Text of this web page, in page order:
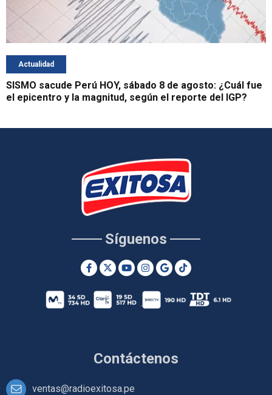
Actualidad
SISMO sacude Perú HOY, sábado 8 de agosto: ¿Cuál fue
el epicentro y la magnitud, según el reporte del IGP?
Contáctenos
ventas@radioexitosa.pe
Síguenos